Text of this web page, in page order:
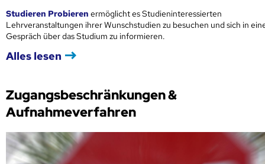
Studieren Probieren ermöglicht es Studieninteressierten
Lehrveranstaltungen ihrer Wunschstudien zu besuchen und sich in
Gespräch über das Studium zu informieren.
Alles lesen
Zugangsbeschränkungen &
Aufnahmeverfahren